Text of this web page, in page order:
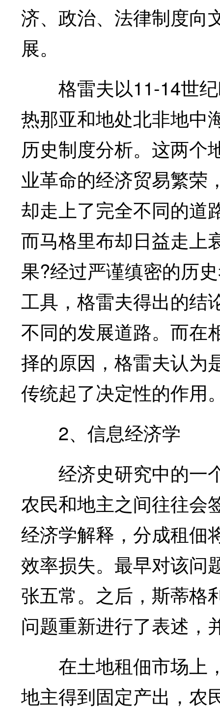
济、政治、法律制度向
展。
格雷夫以11-14世纪
热那亚和地处北非地中
历史制度分析。这两个
业革命的经济贸易繁荣
却走上了完全不同的道
而马格里布却日益走上
果?经过严谨缜密的历
工具，格雷夫得出的结
不同的发展道路。而在
择的原因，格雷夫认为
传统起了决定性的作用
2、信息经济学
经济史研究中的一
农民和地主之间往往会
经济学解释，分成租佃
效率损失。最早对该问
张五常。之后，斯蒂格
问题重新进行了表述，
在土地租佃市场上
地主得到固定产出，农